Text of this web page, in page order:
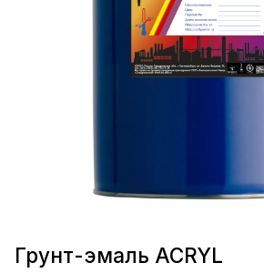
Грунт-эмаль ACRYL